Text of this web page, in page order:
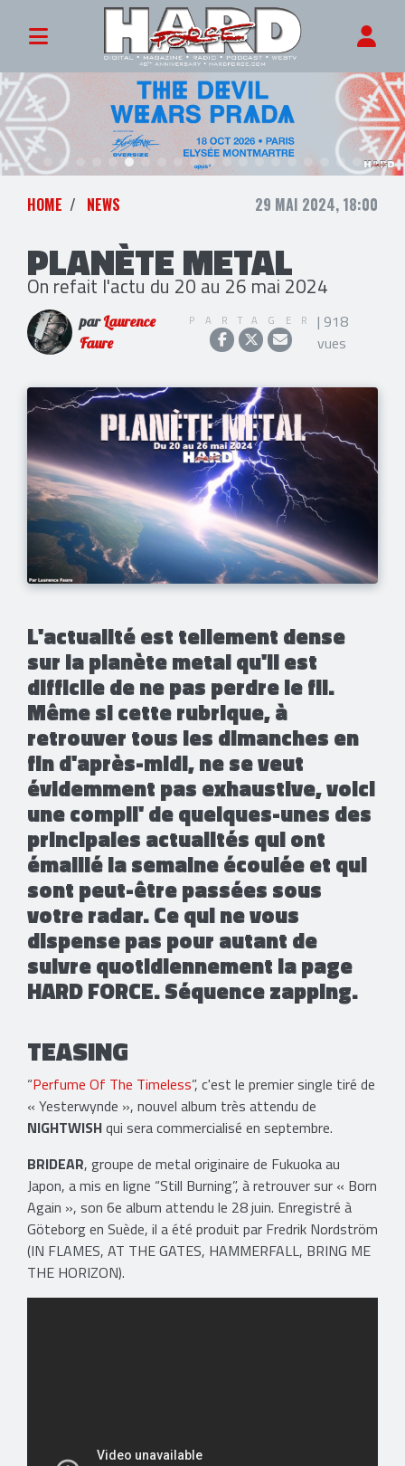
HOME NEWS 29 MAI 2024, 18:00
PLANÈTE METAL
On refait l'actu du 20 au 26 mai 2024
parLaurence
Faure
PARTAGER | 918
vues
​L'actualité est tellement dense
sur la planète metal qu'il est
difficile de ne pas perdre le fil.
Même si cette rubrique, à
retrouver tous les dimanches en
fin d'après-midi, ne se veut
évidemment pas exhaustive, voici
une compil' de quelques-unes des
principales actualités qui ont
émaillé la semaine écoulée et qui
sont peut-être passées sous
votre radar. Ce qui ne vous
dispense pas pour autant de
suivre quotidiennement la page
HARD FORCE. Séquence zapping.
TEASING
“Perfume Of The Timeless”, c'est le premier single tiré de
« Yesterwynde », nouvel album très attendu de
NIGHTWISHqui sera commercialisé en septembre.
​BRIDEAR, groupe de metal originaire de Fukuoka au
Japon, a mis en ligne “Still Burning”, à retrouver sur « Born
Again », son 6e album attendu le 28 juin. Enregistré à
Göteborg en Suède, il a été produit par Fredrik Nordström
(IN FLAMES, AT THE GATES, HAMMERFALL, BRING ME
THE HORIZON).